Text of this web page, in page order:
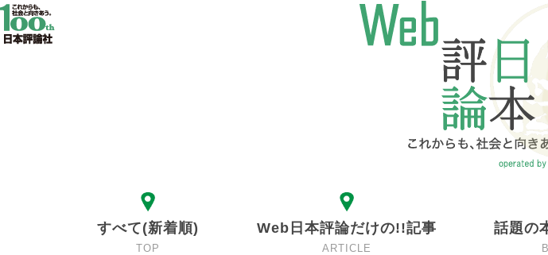
すべて(新着順)
TOP
Web日本評論だけの!!記事
ARTICLE
話題の